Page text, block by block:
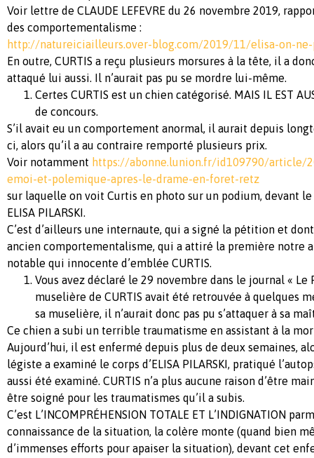
Voir lettre de CLAUDE LEFEVRE du 26 novembre 2019,
des comportementalisme :
http://natureiciailleurs.over-blog.com/2019/11/elisa-on-
En outre, CURTIS a reçu plusieurs morsures à la tête, il a
attaqué lui aussi. Il n’aurait pas pu se mordre lui-même.
Certes CURTIS est un chien catégorisé. MAIS IL EST
de concours.
S’il avait eu un comportement anormal, il aurait depuis
ci, alors qu’il a au contraire remporté plusieurs prix.
Voir notamment https://abonne.lunion.fr/id109790/article/
emoi-et-polemique-apres-le-drame-en-foret-retz
sur laquelle on voit Curtis en photo sur un podium, devant
ELISA PILARSKI.
C’est d’ailleurs une internaute, qui a signé la pétition et
ancien comportementalisme, qui a attiré la première notre
notable qui innocente d’emblée CURTIS.
Vous avez déclaré le 29 novembre dans le journal « Le
muselière de CURTIS avait été retrouvée à quelques
sa muselière, il n’aurait donc pas pu s’attaquer à sa
Ce chien a subi un terrible traumatisme en assistant à la
Aujourd’hui, il est enfermé depuis plus de deux semaines,
légiste a examiné le corps d’ELISA PILARSKI, pratiqué
aussi été examiné. CURTIS n’a plus aucune raison d’être
être soigné pour les traumatismes qu’il a subis.
C’est L’INCOMPRÉHENSION TOTALE ET L’INDIGNATION
connaissance de la situation, la colère monte (quand bien
d’immenses efforts pour apaiser la situation), devant cet